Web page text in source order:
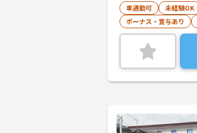
車通勤可 未経験OK
ボーナス・賞与あり